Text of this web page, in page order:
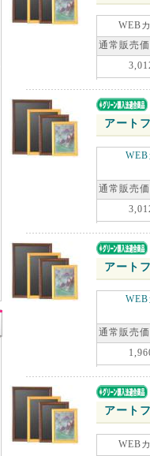
WEB
通常販売
アート
通常販売
アート
通常販売
アート
WEB